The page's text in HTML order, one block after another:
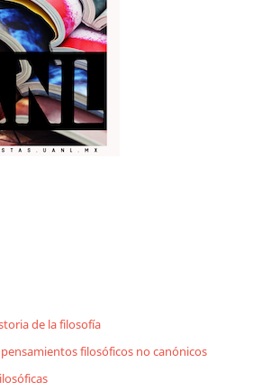
de la filosofía
filosóficos no canónicos